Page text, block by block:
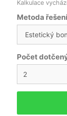
Kalkulace
Metoda
Počet